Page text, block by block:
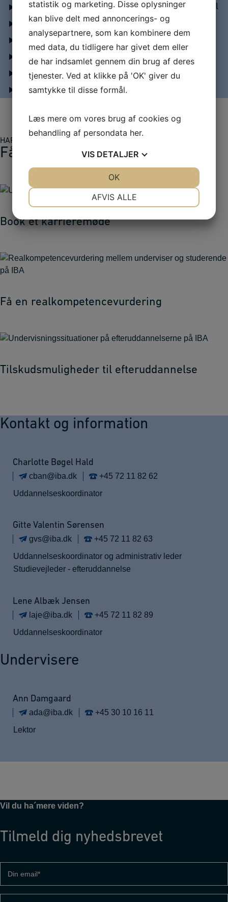
Akademiuddannelse - dit alternativ til HD 1. del
Niveau
Indledende studieforberedelse
Handelsbetingelser
Afmeldingsbetingelser
HAR VI VÆKKET DIN INTERESSE?
Få mere information
Book et karrieremøde
Få en realkompetencevurdering
Tilskudsmuligheder til efteruddannelse
Kontakt og information
Charlotte Bøgel Hald
cban@iba.dk
+45 72 11 82 62
Uddannelseskoordinator
Gitte Valentin Sørensen
gvs@iba.dk
+45 72 11 82 63
Uddannelseskoordinator og administrativ leder
Studievejleder - efteruddannelse
Lene Albæk Jensen
laje@iba.dk
+45 72 11 82 89
Uddannelseskoordinator
Undervisere
Ann Damgaard
ada@iba.dk
+45 30 10 16 11
Lektor
Vil du ha´mere viden?
Tilmeld dig nyhedsbrevet
(Påkrævet)
statistik og marketing. Disse oplysninger
kan blive delt med annoncerings- og
analysepartnere, som kan kombinere dem
med data, du tidligere har givet dem eller
de har indsamlet gennem din brug af deres
tjenester. Ved at klikke på 'OK' giver du
samtykke til disse formål.
Læs mere om vores brug af cookies og
behandling af persondata her.
VIS DETALJER
AFVIS ALLE
OK